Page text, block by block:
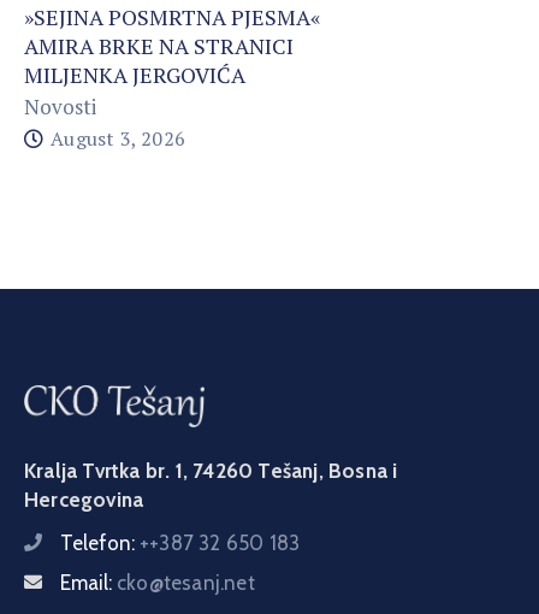
»SEJINA POSMRTNA PJESMA«
AMIRA BRKE NA STRANICI
MILJENKA JERGOVIĆA
Novosti
August 3, 2026
Kralja Tvrtka br. 1, 74260 Tešanj, Bosna i
Hercegovina
Telefon: ++387 32 650 183
Email: cko@tesanj.net